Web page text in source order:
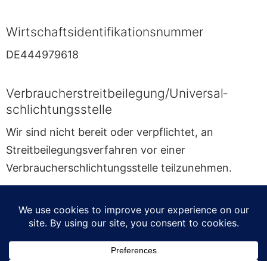
Wirtschafts­identifikations­nummer
DE444979618
Verbraucher­streit­beilegung/Universal­
schlichtungs­stelle
Wir sind nicht bereit oder verpflichtet, an
Streitbeilegungsverfahren vor einer
Verbraucherschlichtungsstelle teilzunehmen.
Urheberrechtliche Hinweise
Designed by zlatko_plamenov / Freepik
Think icons created by Freepik - Flaticon